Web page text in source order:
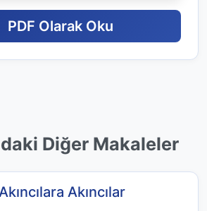
PDF Olarak Oku
Diğer Makaleler
Akıncılar